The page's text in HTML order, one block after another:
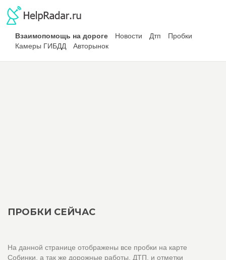
Взаимопомощь на дороге Новости Дтп
Пробки
Камеры ГИБДД
Авторынок
ПРОБКИ СЕЙЧАС
На данной странице отображены все пробки на карте
Собинки, а так же дорожные работы, ДТП, и отметки